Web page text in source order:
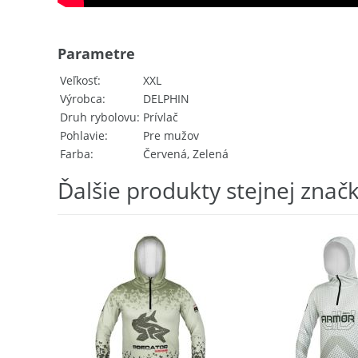
Veľkosť
XXL
Výrobca
DELPHIN
Druh rybolovu Prívlač
Pohlavie
Pre mužov
Farba
Červená, Zelená
Parametre
Ďalšie produkty stejnej